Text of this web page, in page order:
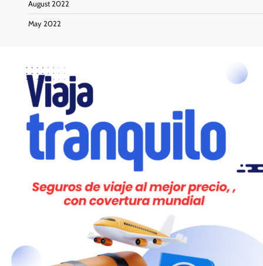
August 2022
May 2022